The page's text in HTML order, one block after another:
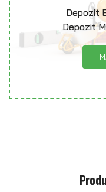
Depozit
Depozit